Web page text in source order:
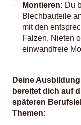
Montieren: Du
Blechbauteile
mit den
Falzen, Nieten
einwandfreie
Deine
bereitet dich auf
späteren
Themen: